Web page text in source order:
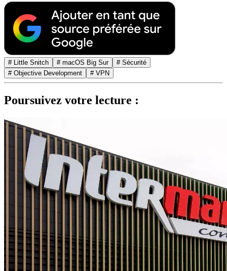
# Little Snitch # macOS Big Sur
# Sécurité
# Objective Development
# VPN
Poursuivez votre lecture :